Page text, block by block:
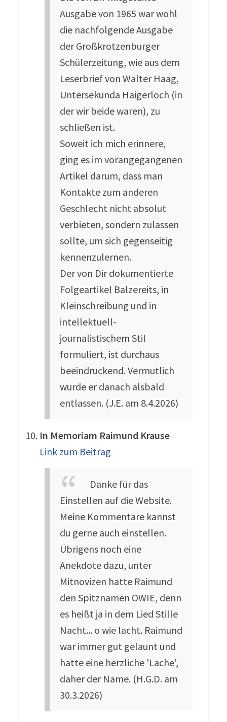
Ausgabe von 1965 war wohl
die nachfolgende Ausgabe
der Großkrotzenburger
Schülerzeitung, wie aus dem
Leserbrief von Walter Haag,
Untersekunda Haigerloch (in
der wir beide waren), zu
schließen ist.
Soweit ich mich erinnere,
ging es im vorangegangenen
Artikel darum, dass man
Kontakte zum anderen
Geschlecht nicht absolut
verbieten, sondern zulassen
sollte, um sich gegenseitig
kennenzulernen.
Der von Dir dokumentierte
Folgeartikel Balzereits, in
Kleinschreibung und in
intellektuell-
journalistischem Stil
formuliert, ist durchaus
beeindruckend. Vermutlich
wurde er danach alsbald
entlassen. (J.E. am 8.4.2026)
In Memoriam Raimund Krause
Link zum Beitrag
Danke für das
Einstellen auf die Website.
Meine Kommentare kannst
du gerne auch einstellen.
Übrigens noch eine
Anekdote dazu, unter
Mitnovizen hatte Raimund
den Spitznamen OWIE, denn
es heißt ja in dem Lied Stille
Nacht... o wie lacht. Raimund
war immer gut gelaunt und
hatte eine herzliche 'Lache',
daher der Name. (H.G.D. am
30.3.2026)